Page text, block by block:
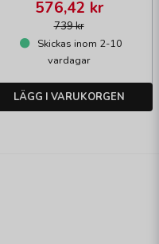
739 kr
576,42 kr
Skickas inom 2-10
vardagar
LÄGG I VARUKORGEN